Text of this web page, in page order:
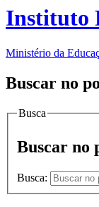
Instituto
Ministério da
Buscar no
Busca
Buscar no
Busca: